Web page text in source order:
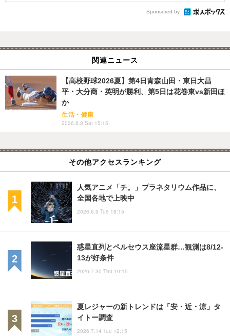
Sponsored by
関連ニュース
【高校野球2026夏】第4日青森山田・東日大昌
平・大分商・英明が勝利、第5日は花巻東vs新田ほ
か
生活・健康
2026.8.8 Sat 15:15
その他アクセスランキング
人気アニメ「チ。」プラネタリウム作品に、
全国各地で上映中
2026.6.9 Tue 18:15
惑星直列とペルセウス座流星群…観測は8/12-
13が好条件
2026.7.30 Thu 10:15
夏レジャーの新トレンドは「安・近・涼」タ
イトー調査
2026.7.14 Tue 12:15